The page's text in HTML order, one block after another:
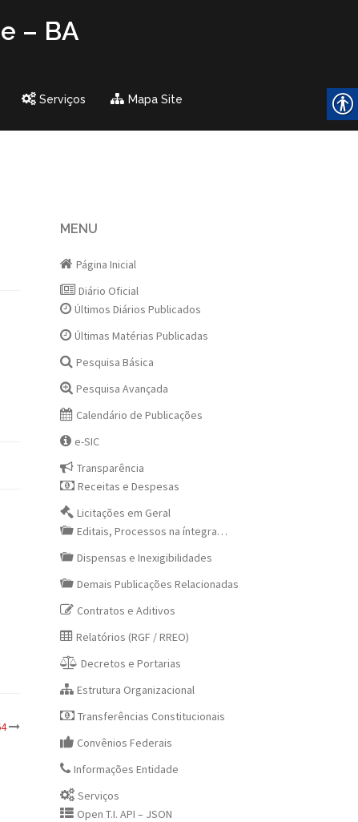
– BA
Serviços Mapa Site
MENU
Página Inicial
Diário Oficial
Últimos Diários Publicados
Últimas Matérias Publicadas
Pesquisa Básica
Pesquisa Avançada
Calendário de Publicações
e-SIC
Transparência
Receitas e Despesas
Licitações em Geral
Editais, Processos na íntegra…
Dispensas e Inexigibilidades
Demais Publicações Relacionadas
Contratos e Aditivos
Relatórios (RGF / RREO)
Decretos e Portarias
Estrutura Organizacional
Transferências Constitucionais
Convênios Federais
Informações Entidade
Serviços
Open T.I. API – JSON